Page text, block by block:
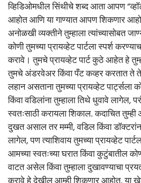
व्हिडिओमधील सिंथीचे शब्द आता आपण
आहोत आणि या गाण्यात आपण शिकणार
अनोळखी व्यक्तीने तुम्हाला त्यांच्यासोबत
कोणी तुमच्या प्रायव्हेट पार्टला स्पर्श
करावे। तुमचे प्रायव्हेट पार्ट कुठे आहेत हे
तुमचे अंडरवेअर किंवा पँट कव्हर करतात ते
लहान असताना तुमच्या प्रायव्हेट पार्ट्सला
किंवा वडिलांना तुम्हाला तिथे धुवावे लागेल,
स्वतःसाठी करायला शिकाल. कदाचित
दुखत असाल तर मम्मी, वडिल किंवा
लागेल, पण त्याशिवाय तुमच्या प्रायव्हेट
आमच्या स्वतःच्या घरात किंवा कुटुंबातील
वाटत असेल किंवा तुम्हाला दुखावण्याचा